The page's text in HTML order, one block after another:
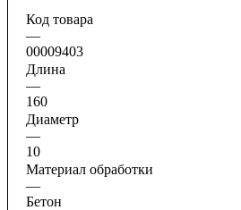
Код товара
—
00009403
Длина
—
160
Диаметр
—
10
Материал обработки
—
Бетон